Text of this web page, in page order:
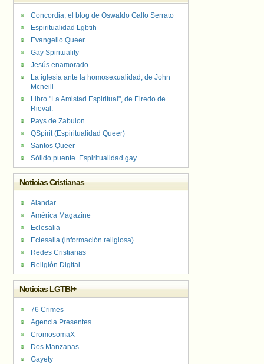
Concordia, el blog de Oswaldo Gallo Serrato
Espiritualidad Lgbtih
Evangelio Queer.
Gay Spirituality
Jesús enamorado
La iglesia ante la homosexualidad, de John
Mcneill
Libro "La Amistad Espiritual", de Elredo de
Rieval.
Pays de Zabulon
QSpirit (Espiritualidad Queer)
Santos Queer
Sólido puente. Espiritualidad gay
Noticias Cristianas
Alandar
América Magazine
Eclesalia
Eclesalia (información religiosa)
Redes Cristianas
Religión Digital
Noticias LGTBI+
76 Crimes
Agencia Presentes
CromosomaX
Dos Manzanas
Gayety